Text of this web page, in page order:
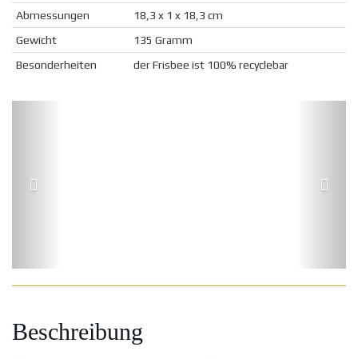
Abmessungen
18,3 x 1 x 18,3 cm
Gewicht
135 Gramm
Besonderheiten
der Frisbee ist 100% recyclebar
Beschreibung